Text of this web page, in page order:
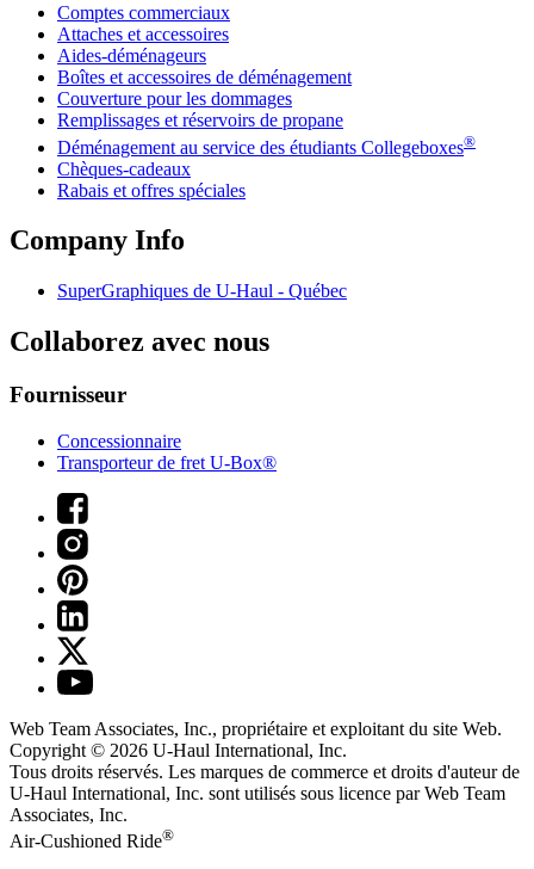
Comptes commerciaux
Attaches et accessoires
Aides-déménageurs
Boîtes et accessoires de déménagement
Couverture pour les dommages
Remplissages et réservoirs de propane
Déménagement au service des étudiants Collegeboxes®
Chèques-cadeaux
Rabais et offres spéciales
Company Info
SuperGraphiques de U-Haul - Québec
Collaborez avec nous
Fournisseur
Concessionnaire
Transporteur de fret U-Box®
Web Team Associates, Inc., propriétaire et exploitant du site Web.
Copyright © 2026 U-Haul International, Inc.
Tous droits réservés. Les marques de commerce et droits d'auteur de
U-Haul International, Inc. sont utilisés sous licence par Web Team
Associates, Inc.
Air-Cushioned Ride®